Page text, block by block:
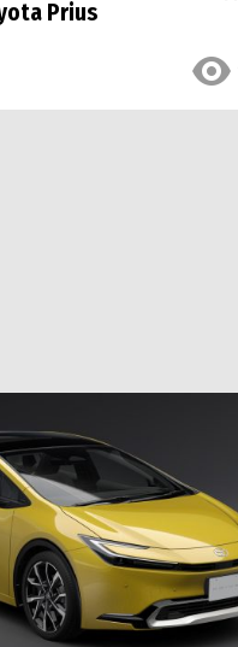
Prius